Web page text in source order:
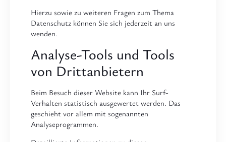
Hierzu sowie zu weiteren Fragen zum Thema
Datenschutz können Sie sich jederzeit an uns
wenden.
Analyse-Tools und Tools
von Dritt­anbietern
Beim Besuch dieser Website kann Ihr Surf-
Verhalten statistisch ausgewertet werden. Das
geschieht vor allem mit sogenannten
Analyseprogrammen.